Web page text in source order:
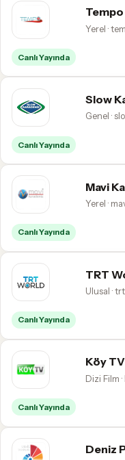
Yerel ·
Canlı Yayında
Slow
Genel ·
Canlı Yayında
Mavi
Yerel ·
Canlı Yayında
TRT
Ulusal ·
Canlı Yayında
Köy TV
Dizi Film
Canlı Yayında
Deniz